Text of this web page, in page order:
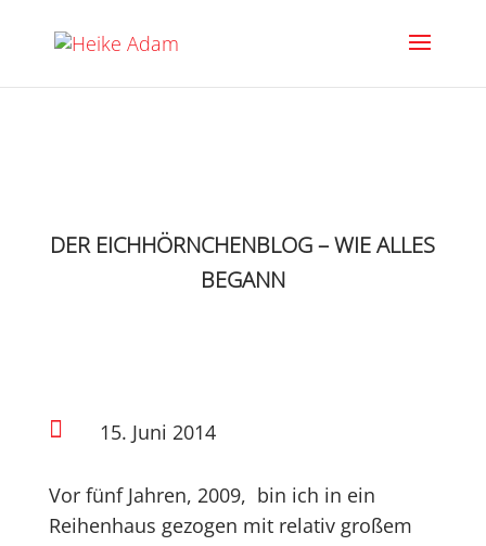
DER EICHHÖRNCHENBLOG – WIE ALLES
BEGANN
 15. Juni 2014
Vor fünf Jahren, 2009, bin ich in ein
Reihenhaus gezogen mit relativ großem